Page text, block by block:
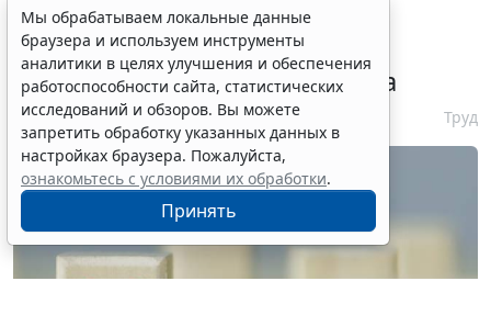
Сервис автоматического
аннулирования патентов за
неуплату запустят с 10 августа
6 августа 2026 16:19 Труд
Мы обрабатываем локальные данные
браузера и используем инструменты
аналитики в целях улучшения и обеспечения
работоспособности сайта, статистических
исследований и обзоров. Вы можете
запретить обработку указанных данных в
настройках браузера. Пожалуйста,
ознакомьтесь с условиями их обработки.
Принять